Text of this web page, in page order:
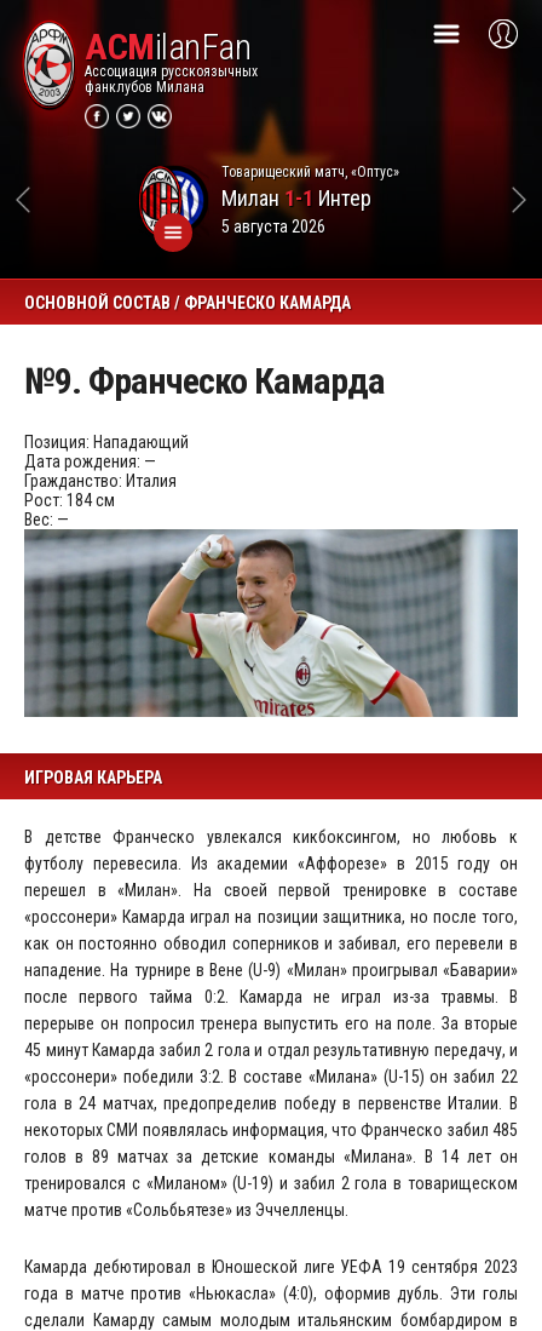
ACMilanFan
Ассоциация русскоязычных
фанклубов Милана
Товарищеский матч, «Оптус»
Милан1-1 Интер
5 августа 2026
ОСНОВНОЙ СОСТАВ / ФРАНЧЕСКО КАМАРДА
№9. Франческо Камарда
Позиция: Нападающий
Дата рождения: —
Гражданство: Италия
Рост: 184 см
Вес: —
ИГРОВАЯ КАРЬЕРА
В детстве Франческо увлекался кикбоксингом, но любовь к
футболу перевесила. Из академии «Аффорезе» в 2015 году он
перешел в «Милан». На своей первой тренировке в составе
«россонери» Камарда играл на позиции защитника, но после того,
как он постоянно обводил соперников и забивал, его перевели в
нападение. На турнире в Вене (U-9) «Милан» проигрывал «Баварии»
после первого тайма 0:2. Камарда не играл из-за травмы. В
перерыве он попросил тренера выпустить его на поле. За вторые
45 минут Камарда забил 2 гола и отдал результативную передачу, и
«россонери» победили 3:2. В составе «Милана» (U-15) он забил 22
гола в 24 матчах, предопределив победу в первенстве Италии. В
некоторых СМИ появлялась информация, что Франческо забил 485
голов в 89 матчах за детские команды «Милана». В 14 лет он
тренировался с «Миланом» (U-19) и забил 2 гола в товарищеском
матче против «Сольбьятезе» из Эччелленцы.
Камарда дебютировал в Юношеской лиге УЕФА 19 сентября 2023
года в матче против «Ньюкасла» (4:0), оформив дубль. Эти голы
сделали Камарду самым молодым итальянским бомбардиром в